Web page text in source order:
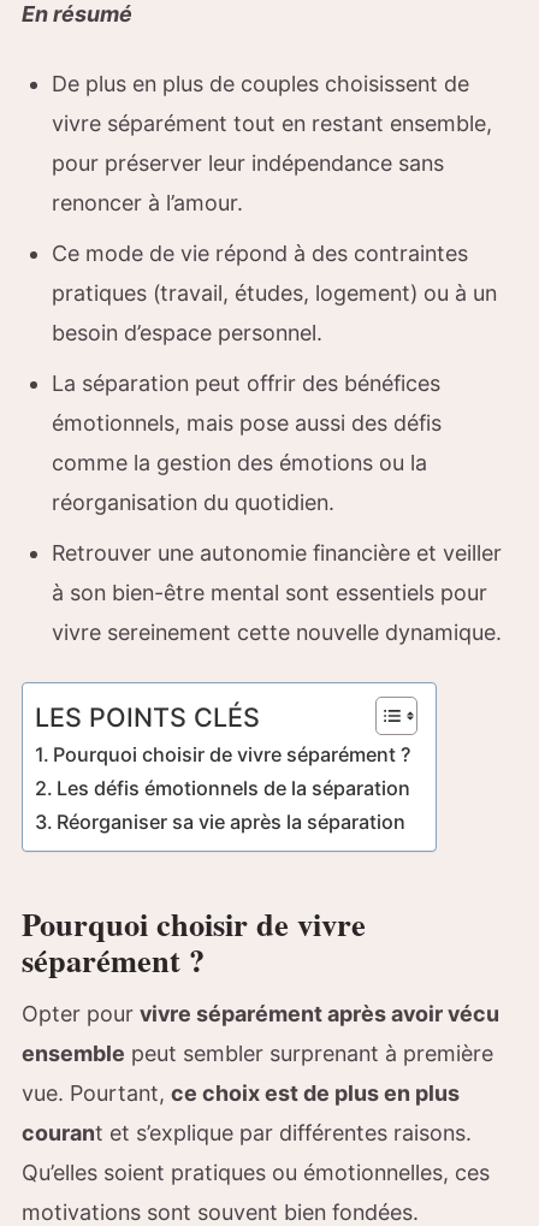
En résumé
De plus en plus de couples choisissent de
vivre séparément tout en restant ensemble,
pour préserver leur indépendance sans
renoncer à l’amour.
Ce mode de vie répond à des contraintes
pratiques (travail, études, logement) ou à un
besoin d’espace personnel.
La séparation peut offrir des bénéfices
émotionnels, mais pose aussi des défis
comme la gestion des émotions ou la
réorganisation du quotidien.
Retrouver une autonomie financière et veiller
à son bien-être mental sont essentiels pour
vivre sereinement cette nouvelle dynamique.
LES POINTS CLÉS
Pourquoi choisir de vivre séparément ?
Les défis émotionnels de la séparation
Réorganiser sa vie après la séparation
Pourquoi choisir de vivre
séparément ?
Opter pour vivre séparément après avoir vécu
ensemble peut sembler surprenant à première
vue. Pourtant, ce choix est de plus en plus
courant et s’explique par différentes raisons.
Qu’elles soient pratiques ou émotionnelles, ces
motivations sont souvent bien fondées.